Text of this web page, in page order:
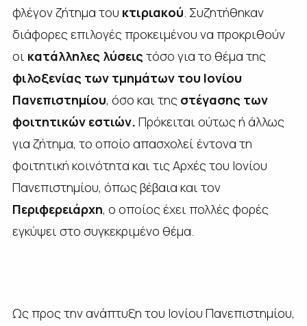
φλέγον ζήτημα του κτιριακού. Συζητήθηκαν
διάφορες επιλογές προκειμένου να προκριθούν
οι κατάλληλες λύσεις τόσο για το θέμα της
φιλοξενίας των τμημάτων του Ιονίου
Πανεπιστημίου, όσο και της στέγασης των
φοιτητικών εστιών. Πρόκειται ούτως ή άλλως
για ζήτημα, το οποίο απασχολεί έντονα τη
φοιτητική κοινότητα και τις Αρχές του Ιονίου
Πανεπιστημίου, όπως βέβαια και τον
Περιφερειάρχη, ο οποίος έχει πολλές φορές
εγκύψει στο συγκεκριμένο θέμα.
Ως προς την ανάπτυξη του Ιονίου Πανεπιστημίου,